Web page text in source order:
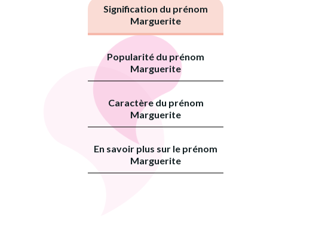
Signification du prénom
Marguerite
Popularité du prénom
Marguerite
Caractère du prénom
Marguerite
En savoir plus sur le prénom
Marguerite